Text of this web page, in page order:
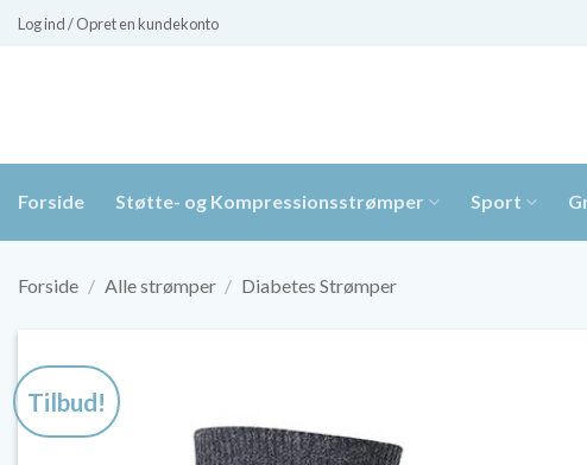
Fortsæt
Log ind / Opret en kundekonto
Forside Støtte- og Kompressionsstrømper Sport
Forside / Alle strømper / Diabetes Strømper
Tilbud!